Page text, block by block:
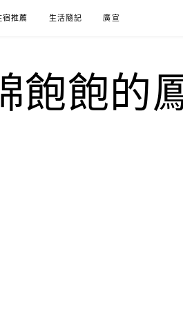
宿推薦 生活隨記 廣宣
飽飽的